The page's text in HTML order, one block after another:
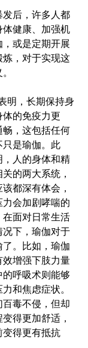
后，许多人都
健康、加强机
或是定期开展
，对于实现这
明，长期保持身
的免疫力更
，这包括任何
是瑜伽。此
人的身体和精
的两大系统，
都深有体会，
会加剧哮喘的
面对日常生活
下，瑜伽对于
。比如，瑜伽
增强下肢力量
呼吸术则能够
和焦虑症状。
毒不侵，但却
得更加舒适，
得更有抵抗